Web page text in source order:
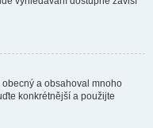
a obsahoval mnoho
konkrétnější a použijte